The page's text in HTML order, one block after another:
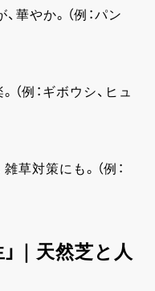
華やか。（例：パン
例：ギボウシ、ヒュ
草対策にも。（例：
｜天然芝と人